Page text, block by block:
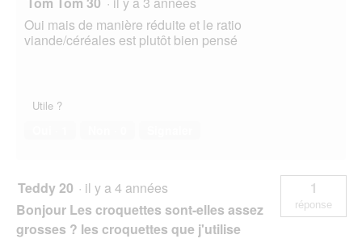
Oui mais de manière réduite et le ratio
viande/céréales est plutôt bien pensé
Utile ?
Teddy 20 · il y a 4 années
Bonjour Les croquettes sont-elles assez
grosses ? les croquettes que j'utilise
1
réponse